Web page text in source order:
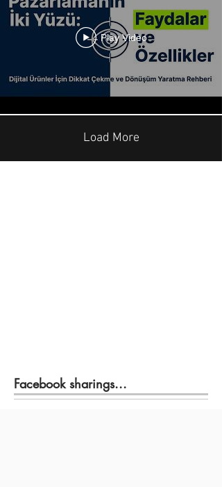
Play Video
Load More
Facebook sharings...